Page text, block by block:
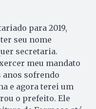
para 2019,
seu nome
secretaria.
meu mandato
anos sofrendo
e agora terei um
o prefeito. Ele